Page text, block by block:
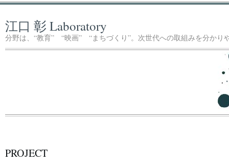
江口 彰 Laboratory
分野は、“教育” “映画” “まちづくり”。次世代への取組みを分かり
PROJECT